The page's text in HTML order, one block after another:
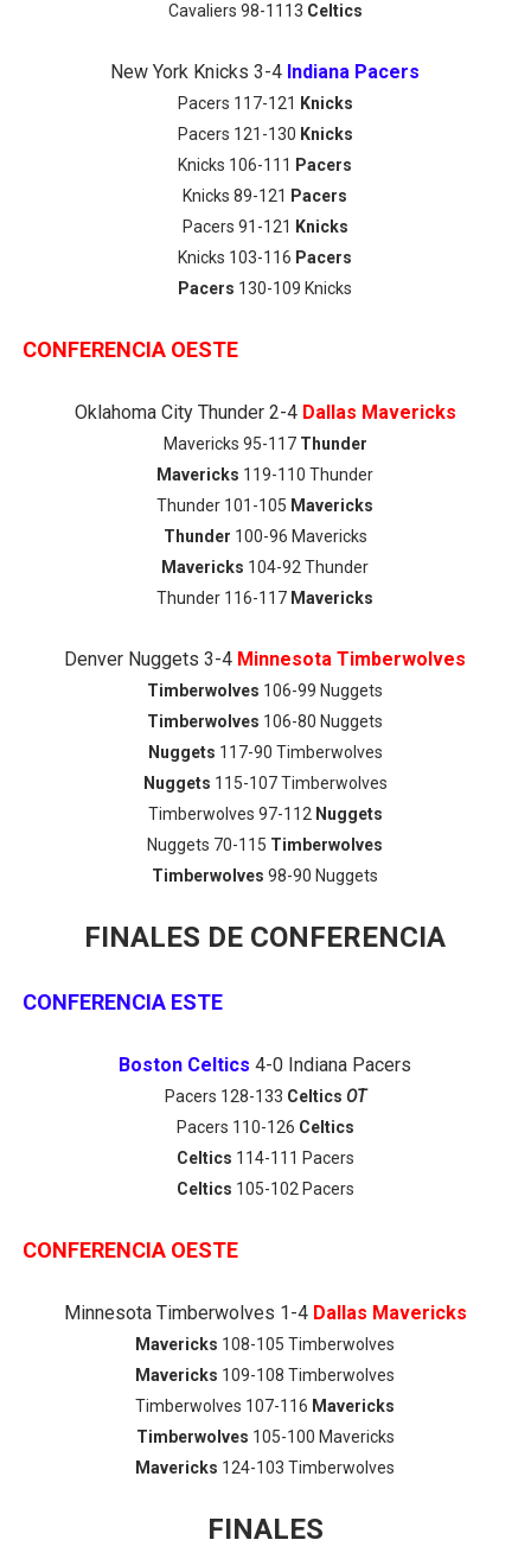
Cavaliers 98-1113 Celtics
New York Knicks 3-4 Indiana Pacers
Pacers 117-121 Knicks
Pacers 121-130 Knicks
Knicks 106-111 Pacers
Knicks 89-121 Pacers
Pacers 91-121 Knicks
Knicks 103-116 Pacers
Pacers 130-109 Knicks
CONFERENCIA OESTE
Oklahoma City Thunder 2-4 Dallas Mavericks
Mavericks 95-117 Thunder
Mavericks 119-110 Thunder
Thunder 101-105 Mavericks
Thunder 100-96 Mavericks
Mavericks 104-92 Thunder
Thunder 116-117 Mavericks
Denver Nuggets 3-4 Minnesota Timberwolves
Timberwolves 106-99 Nuggets
Timberwolves 106-80 Nuggets
Nuggets 117-90 Timberwolves
Nuggets 115-107 Timberwolves
Timberwolves 97-112 Nuggets
Nuggets 70-115 Timberwolves
Timberwolves98-90 Nuggets
FINALES DE CONFERENCIA
CONFERENCIA ESTE
Boston Celtics4-0 Indiana Pacers
Pacers 128-133 Celtics OT
Pacers 110-126 Celtics
Celtics 114-111 Pacers
Celtics 105-102 Pacers
CONFERENCIA OESTE
Minnesota Timberwolves 1-4 Dallas Mavericks
Mavericks 108-105 Timberwolves
Mavericks 109-108 Timberwolves
Timberwolves 107-116 Mavericks
Timberwolves 105-100 Mavericks
Mavericks 124-103 Timberwolves
FINALES